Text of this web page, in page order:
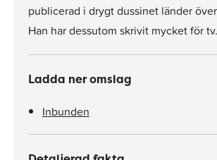
publicerad i drygt dussinet länder
Han har dessutom skrivit mycket för tv.
Ladda ner omslag
Inbunden